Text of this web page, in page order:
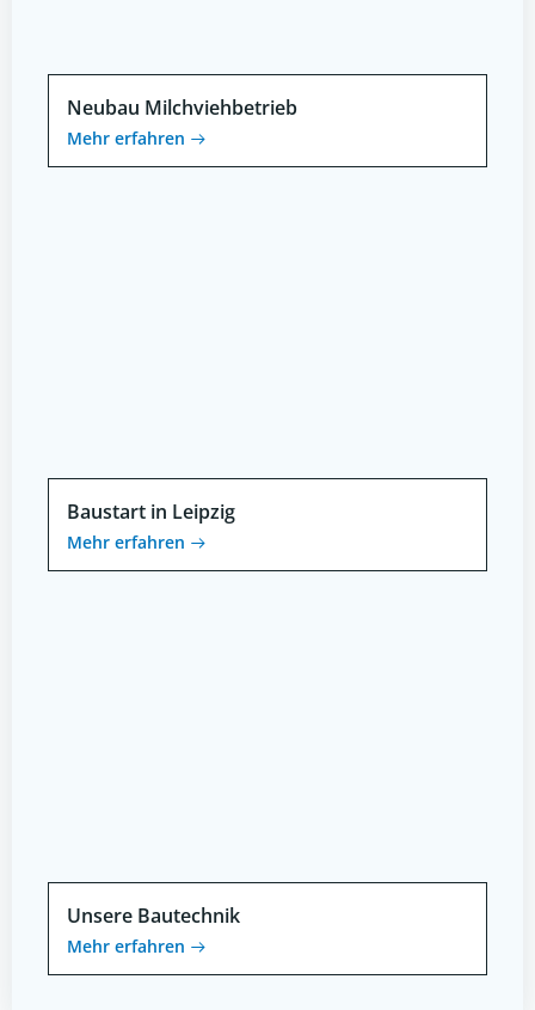
Neubau Milchviehbetrieb
Mehr erfahren
Baustart in Leipzig
Mehr erfahren
Unsere Bautechnik
Mehr erfahren